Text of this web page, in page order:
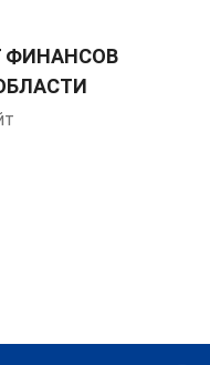
ФИНАНСОВ